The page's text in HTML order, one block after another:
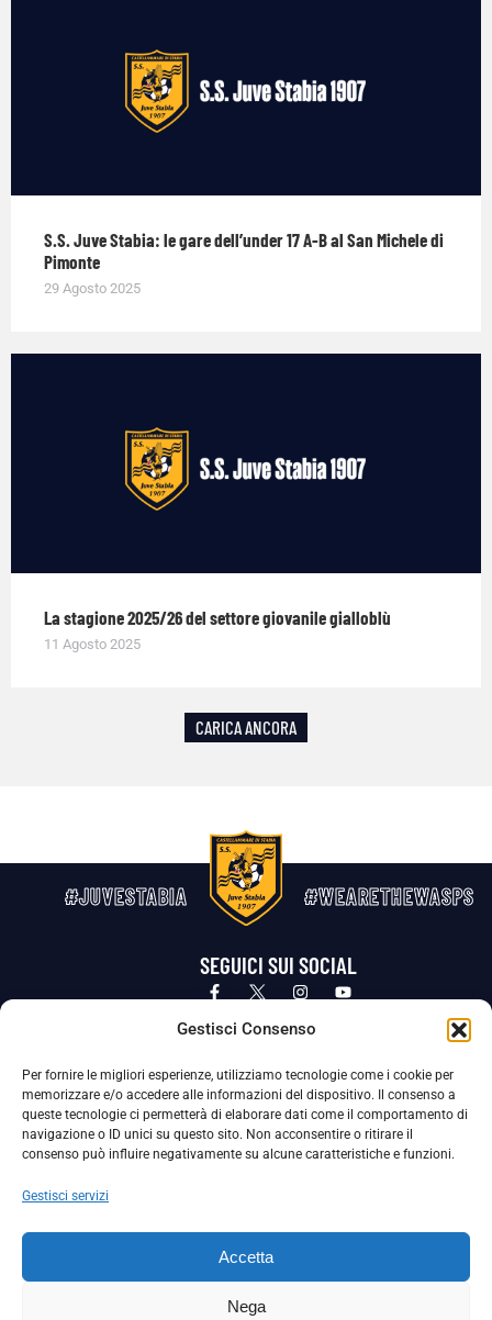
Gestisci Consenso
Per fornire le migliori esperienze, utilizziamo tecnologie come i cookie per
memorizzare e/o accedere alle informazioni del dispositivo. Il consenso a
queste tecnologie ci permetterà di elaborare dati come il comportamento di
navigazione o ID unici su questo sito. Non acconsentire o ritirare il
consenso può influire negativamente su alcune caratteristiche e funzioni.
Gestisci servizi
Accetta
Nega
S.S. Juve Stabia: le gare dell’under 17 A-B al San Michele di
Pimonte
29 Agosto 2025
La stagione 2025/26 del settore giovanile gialloblù
11 Agosto 2025
CARICA ANCORA
#JUVESTABIA #WEARETHEWASPS
SEGUICI SUI SOCIAL
Privacy Policy Cookie Policy
La Società ha nominato il Responsabile della Protezione dei Dati Personali (DPO), figura specializzata che vigila sulle modalità
adottate dalla nostra Società per tutelare i Suoi dati personali.
Per contattare il DPO può scrivere a
La Società ha inoltre adottato un proprio Codice Etico, consultabile al seguente link: